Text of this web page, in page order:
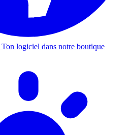
Ton logiciel dans notre boutique